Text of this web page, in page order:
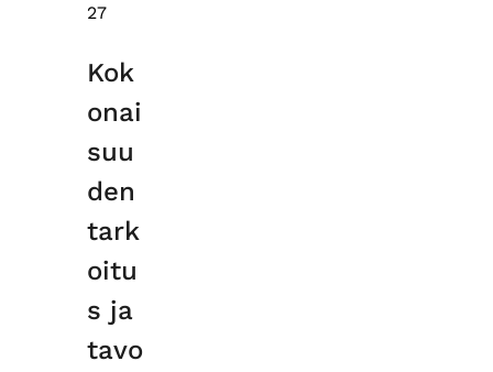
27
Kok
onai
suu
den
tark
oitu
s ja
tavo